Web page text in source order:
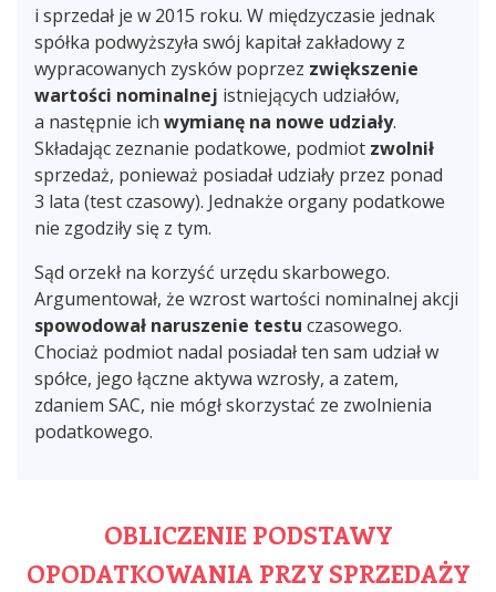
i sprzedał je w 2015 roku. W międzyczasie jednak
spółka podwyższyła swój kapitał zakładowy z
wypracowanych zysków poprzez zwiększenie
wartości nominalnej istniejących udziałów,
a następnie ich wymianę na nowe udziały.
Składając zeznanie podatkowe, podmiot zwolnił
sprzedaż, ponieważ posiadał udziały przez ponad
3 lata (test czasowy). Jednakże organy podatkowe
nie zgodziły się z tym.
Sąd orzekł na korzyść urzędu skarbowego.
Argumentował, że wzrost wartości nominalnej akcji
spowodował naruszenie testu czasowego.
Chociaż podmiot nadal posiadał ten sam udział w
spółce, jego łączne aktywa wzrosły, a zatem,
zdaniem SAC, nie mógł skorzystać ze zwolnienia
podatkowego.
OBLICZENIE PODSTAWY
OPODATKOWANIA PRZY SPRZEDAŻY